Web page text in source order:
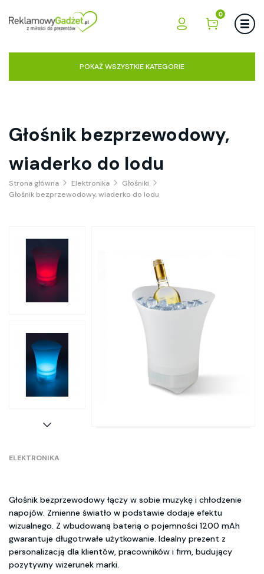
0
POKAŻ WSZYSTKIE KATEGORIE
Głośnik bezprzewodowy,
wiaderko do lodu
Strona główna Elektronika
Głośniki
Głośnik bezprzewodowy, wiaderko do lodu
ELEKTRONIKA
Głośnik bezprzewodowy łączy w sobie muzykę i chłodzenie
napojów. Zmienne światło w podstawie dodaje efektu
wizualnego. Z wbudowaną baterią o pojemności 1200 mAh
gwarantuje długotrwałe użytkowanie. Idealny prezent z
personalizacją dla klientów, pracowników i firm, budujący
pozytywny wizerunek marki.